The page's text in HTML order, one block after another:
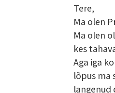
Tere,
Ma olen
Ma olen
kes
Aga iga
lõpus ma
langenud